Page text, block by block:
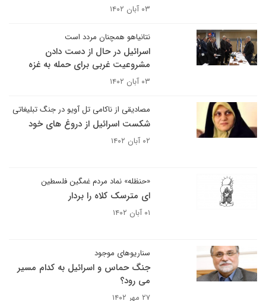
۰۳ آبان ۱۴۰۲
نتانیاهو همچنان مردد است
اسرائیل در حال از دست دادن
مشروعیت غربی برای حمله به غزه
۰۳ آبان ۱۴۰۲
مصادیقی از ناکامی تل آویو در جنگ تبلیغاتی
شکست اسرائیل از دروغ های خود
۰۲ آبان ۱۴۰۲
«حنظله» نماد مردم غمگین فلسطین
ای مترسک کلاه را بردار
۰۱ آبان ۱۴۰۲
سناریوهای موجود
جنگ حماس و اسرائیل به کدام مسیر
می رود؟
۲۷ مهر ۱۴۰۲